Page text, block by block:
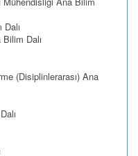
Dalı
(Disiplinlerarası) Ana